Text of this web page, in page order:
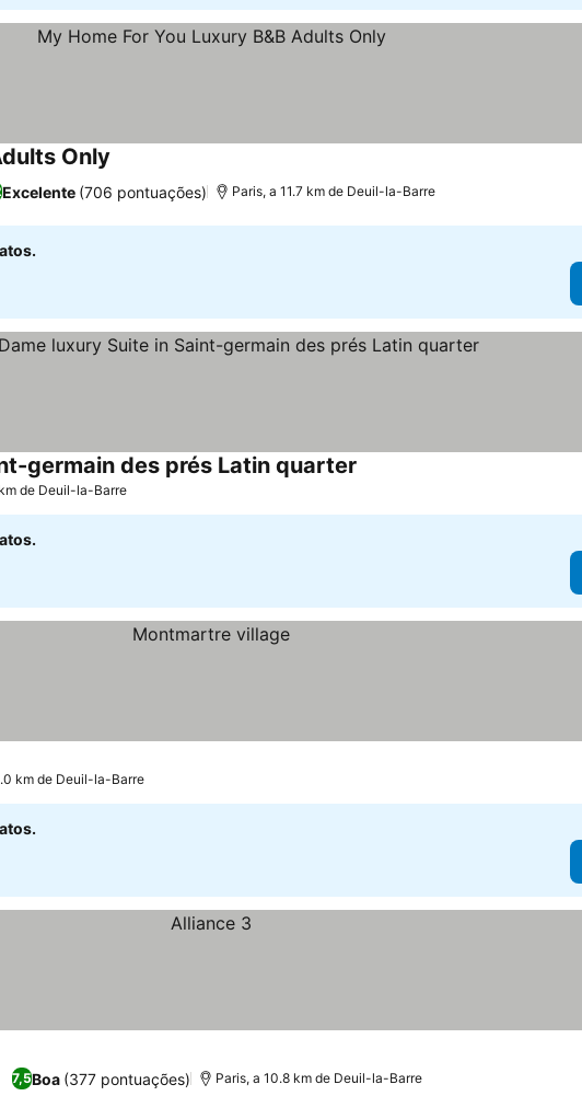
Only
Excelente (706 pontuações) Paris, a 11.7 km de Deuil-la-Barre
germain des prés Latin quarter
de Deuil-la-Barre
km de Deuil-la-Barre
7,5Boa (377 pontuações) Paris, a 10.8 km de Deuil-la-Barre